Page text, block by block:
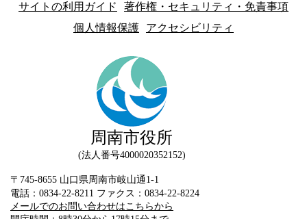
サイトの利用ガイド
著作権・セキュリティ・免責事項
個人情報保護
アクセシビリティ
周南市役所
法人番号4000020352152
〒745-8655 山口県周南市岐山通1-1
電話：0834-22-8211 ファクス：0834-22-8224
メールでのお問い合わせはこちらから